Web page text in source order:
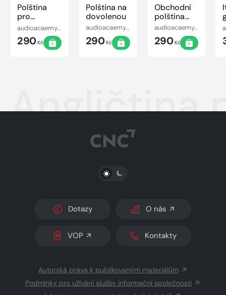
Polština
pro
začátečníky
A1 - A2
audioacaemyeu
290Kč
Polština na
dovolenou
audioacaemyeu
290Kč
Obchodní
polština
A1-B1
audioacaemyeu
290Kč
Angličtina
PŘEPNOUT SVĚTLÝ/TMAVÝ REŽIM
Dotazy O nás
VOP Kontakty
Autorská práva k publikovaným materiálům
Podmínky pro užívání služby informační společnosti